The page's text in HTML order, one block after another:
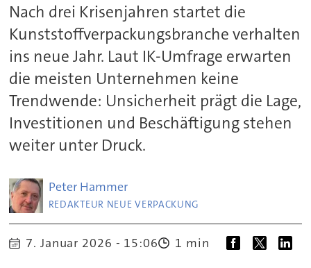
Nach drei Krisenjahren startet die
Kunststoffverpackungsbranche verhalten
ins neue Jahr. Laut IK-Umfrage erwarten
die meisten Unternehmen keine
Trendwende: Unsicherheit prägt die Lage,
Investitionen und Beschäftigung stehen
weiter unter Druck.
Peter Hammer
REDAKTEUR NEUE VERPACKUNG
7. Januar 2026 - 15:06 1 min